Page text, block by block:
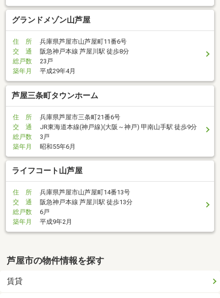
グランドメゾン山芦屋
住 所
兵庫県芦屋市山芦屋町11番6号
交 通
阪急神戸本線 芦屋川駅 徒歩8分
総戸数
23戸
築年月
平成29年4月
芦屋三条町タウンホーム
住 所
兵庫県芦屋市三条町21番6号
交 通
JR東海道本線(神戸線)(大阪～神戸) 甲南山手駅 徒歩9分
総戸数
3戸
築年月
昭和55年6月
ライフコート山芦屋
住 所
兵庫県芦屋市山芦屋町14番13号
交 通
阪急神戸本線 芦屋川駅 徒歩13分
総戸数
6戸
築年月
平成9年2月
芦屋市の物件情報を探す
賃貸